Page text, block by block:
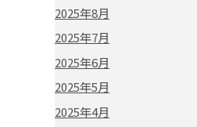
2025年8月
2025年7月
2025年6月
2025年5月
2025年4月